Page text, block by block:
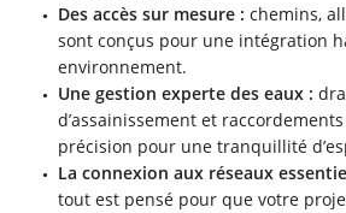
Des accès sur mesure : chemins,
sont conçus pour une intégration
environnement.
Une gestion experte des eaux :
d’assainissement et
précision pour une tranquillité
La connexion aux réseaux
tout est pensé pour que votre